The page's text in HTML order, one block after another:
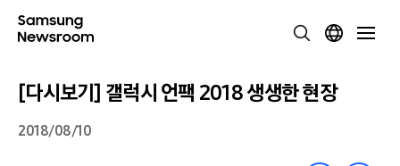
[다시보기] 갤럭시 언팩 2018 생생한 현장
2018/08/10